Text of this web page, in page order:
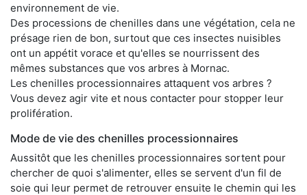
environnement de vie.
Des processions de chenilles dans une végétation, cela ne
présage rien de bon, surtout que ces insectes nuisibles
ont un appétit vorace et qu'elles se nourrissent des
mêmes substances que vos arbres à Mornac.
Les chenilles processionnaires attaquent vos arbres ?
Vous devez agir vite et nous contacter pour stopper leur
prolifération.
Mode de vie des chenilles processionnaires
Aussitôt que les chenilles processionnaires sortent pour
chercher de quoi s'alimenter, elles se servent d'un fil de
soie qui leur permet de retrouver ensuite le chemin qui les